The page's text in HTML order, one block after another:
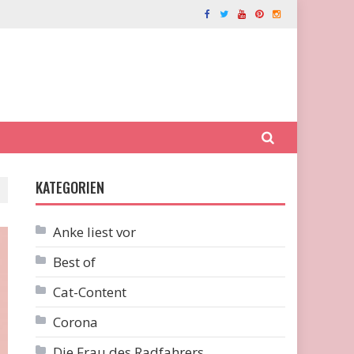
KATEGORIEN
Anke liest vor
Best of
Cat-Content
Corona